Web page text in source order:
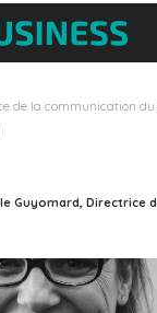
de la communication
Guyomard, Directrice